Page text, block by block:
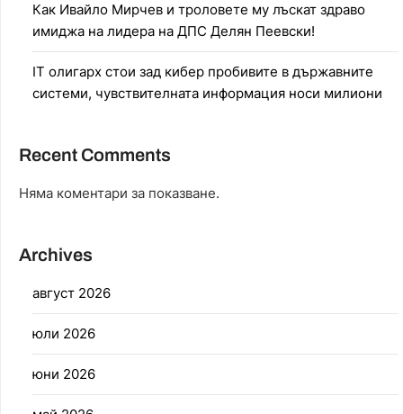
Как Ивайло Мирчев и троловете му лъскат здраво
имиджа на лидера на ДПС Делян Пеевски!
IT олигарх стои зад кибер пробивите в държавните
системи, чувствителната информация носи милиони
Recent Comments
Няма коментари за показване.
Archives
август 2026
юли 2026
юни 2026